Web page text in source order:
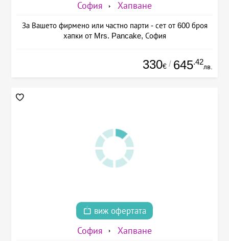
София Хапване
За Вашето фирмено или частно парти - сет от 600 броя
хапки от Mrs. Pancake, София
330€ / 645.42
лв.
виж офертата
София Хапване